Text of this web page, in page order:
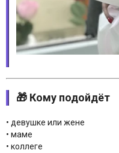
🎁 Кому подойдёт
• девушке или жене
• маме
• коллеге